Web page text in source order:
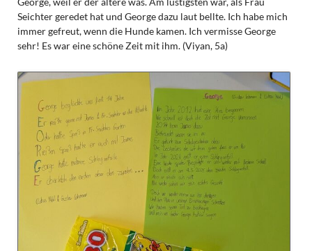
Seichter geredet hat und George dazu laut bellte. Ich habe mich
immer gefreut, wenn die Hunde kamen. Ich vermisse George
sehr! Es war eine schöne Zeit mit ihm. (Viyan, 5a)